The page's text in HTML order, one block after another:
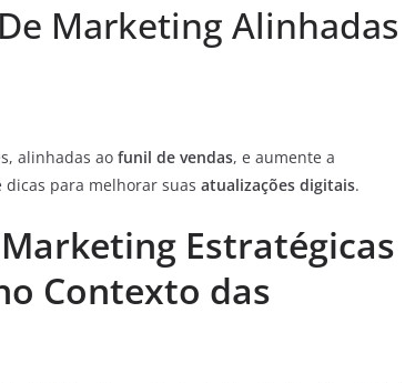
Marketing Alinhadas
alinhadas ao funil de vendas, e aumente a
dicas para melhorar suas atualizações digitais.
Estratégicas
Contexto das